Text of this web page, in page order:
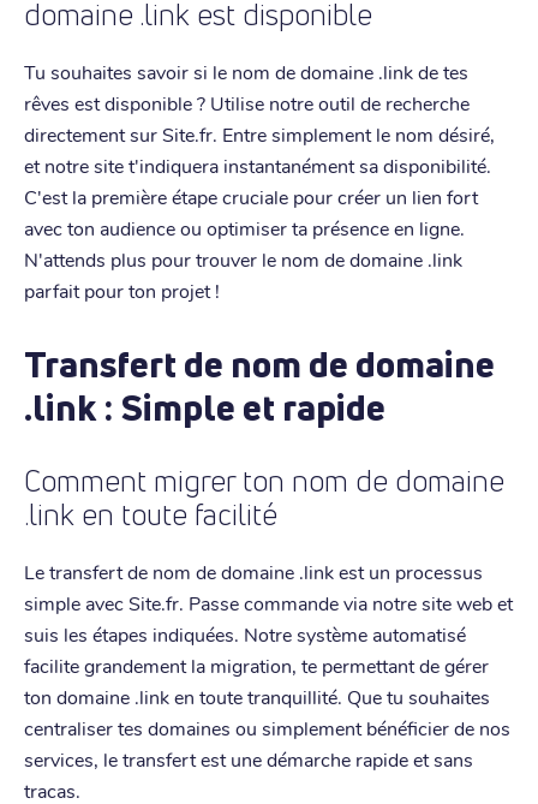
domaine .link est disponible
Tu souhaites savoir si le nom de domaine .link de tes
rêves est disponible ? Utilise notre outil de recherche
directement sur Site.fr. Entre simplement le nom désiré,
et notre site t'indiquera instantanément sa disponibilité.
C'est la première étape cruciale pour créer un lien fort
avec ton audience ou optimiser ta présence en ligne.
N'attends plus pour trouver le nom de domaine .link
parfait pour ton projet !
Transfert de nom de domaine
.link : Simple et rapide
Comment migrer ton nom de domaine
.link en toute facilité
Le transfert de nom de domaine .link est un processus
simple avec Site.fr. Passe commande via notre site web et
suis les étapes indiquées. Notre système automatisé
facilite grandement la migration, te permettant de gérer
ton domaine .link en toute tranquillité. Que tu souhaites
centraliser tes domaines ou simplement bénéficier de nos
services, le transfert est une démarche rapide et sans
tracas.